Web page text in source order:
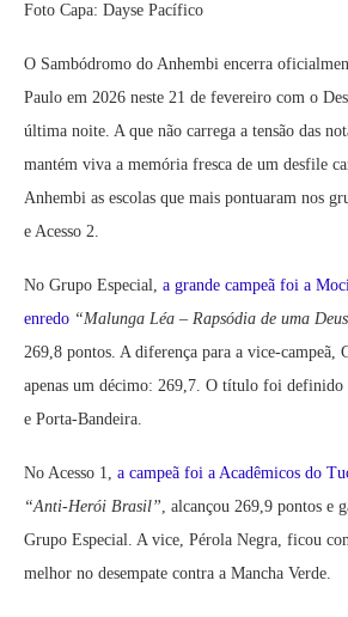
Foto Capa: Dayse Pacífico
O Sambódromo do Anhembi encerra
Paulo em 2026 neste 21 de fevereiro com o
última noite. A que não carrega a tensão das
mantém viva a memória fresca de um desfile
Anhembi as escolas que mais pontuaram nos
e Acesso 2.
No Grupo Especial, a grande campeã foi a
enredo “Malunga Léa – Rapsódia de uma
269,8 pontos. A diferença para a vice-campeã,
apenas um décimo: 269,7. O título foi definido
e Porta-Bandeira.
No Acesso 1, a campeã foi a Acadêmicos do
“Anti-Herói Brasil”, alcançou 269,9 pontos e
Grupo Especial. A vice, Pérola Negra, ficou
melhor no desempate contra a Mancha Verde.